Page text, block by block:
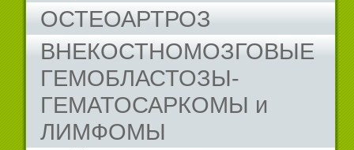
ОСТЕОАРТРОЗ
ВНЕКОСТНОМОЗГОВЫЕ
ГЕМОБЛАСТОЗЫ-
ГЕМАТОСАРКОМЫ и
ЛИМФОМЫ